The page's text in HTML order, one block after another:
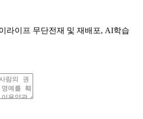
라이프 무단전재 및 재배포, AI학습